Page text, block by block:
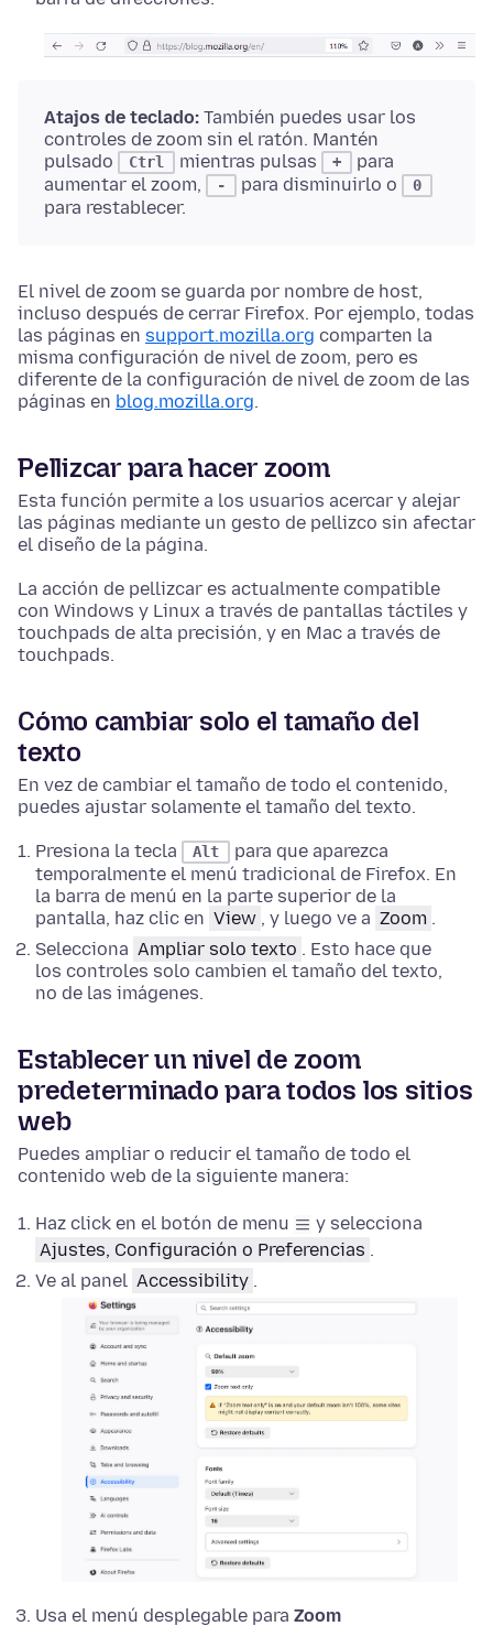
Atajos de teclado: También puedes usar los
controles de zoom sin el ratón. Mantén
pulsado
Ctrl mientras pulsas +
para
aumentar el zoom,
- para disminuirlo o 0
para restablecer.
El nivel de zoom se guarda por nombre de host,
incluso después de cerrar Firefox. Por ejemplo, todas
las páginas en support.mozilla.org comparten la
misma configuración de nivel de zoom, pero es
diferente de la configuración de nivel de zoom de las
páginas en blog.mozilla.org.
Pellizcar para hacer zoom
Esta función permite a los usuarios acercar y alejar
las páginas mediante un gesto de pellizco sin afectar
el diseño de la página.
La acción de pellizcar es actualmente compatible
con Windows y Linux a través de pantallas táctiles y
touchpads de alta precisión, y en Mac a través de
touchpads.
Cómo cambiar solo el tamaño del
texto
En vez de cambiar el tamaño de todo el contenido,
puedes ajustar solamente el tamaño del texto.
Presiona la tecla Alt
para que aparezca
temporalmente el menú tradicional de Firefox. En
la barra de menú en la parte superior de la
pantalla, haz clic en View , y luego ve a Zoom .
Selecciona Ampliar solo texto . Esto hace que
los controles solo cambien el tamaño del texto,
no de las imágenes.
Establecer un nivel de zoom
predeterminado para todos los sitios
web
Puedes ampliar o reducir el tamaño de todo el
contenido web de la siguiente manera:
Haz click en el botón de menu
y selecciona
Ajustes, Configuración o Preferencias .
Ve al panel Accessibility .
Usa el menú desplegable para Zoom